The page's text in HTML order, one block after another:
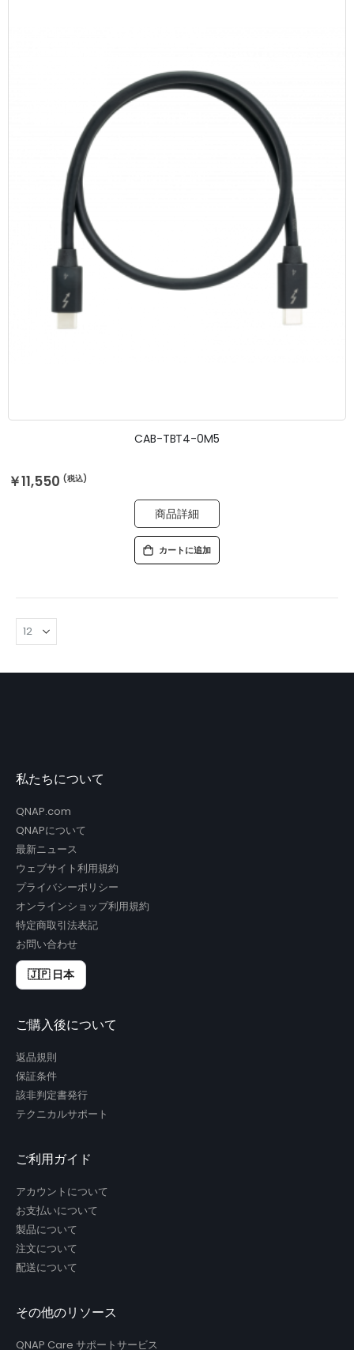
CAB-TBT4-0M5
￥11,550
商品詳細
カートに追加
私たちについて
QNAP.com
QNAPについて
最新ニュース
ウェブサイト利用規約
プライバシーポリシー
オンラインショップ利用規約
特定商取引法表記
お問い合わせ
🇯🇵 日本
ご購入後について
返品規則
保証条件
該非判定書発行
テクニカルサポート
ご利用ガイド
アカウントについて
お支払いについて
製品について
注文について
配送について
その他のリソース
QNAP Care サポートサービス